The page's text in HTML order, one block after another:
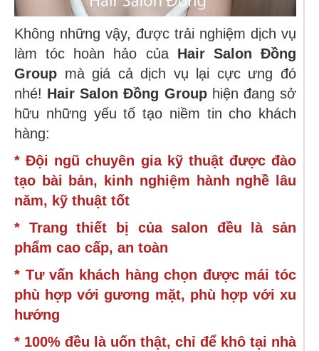
Không những vậy, được trải nghiệm dịch vụ
làm tóc hoàn hảo của Hair Salon Đồng
Group mà giá cả dịch vụ lại cực ưng đó
nhé! Hair Salon Đồng Group hiện đang sở
hữu những yếu tố tạo niềm tin cho khách
hàng:
* Đội ngũ chuyên gia kỹ thuật được đào
tạo bài bản, kinh nghiệm hành nghề lâu
năm, kỹ thuật tốt
* Trang thiết bị của salon đều là sản
phẩm cao cấp, an toàn
* Tư vấn khách hàng chọn được mái tóc
phù hợp với gương mặt, phù hợp với xu
hướng
* 100% đều là uốn thật, chỉ để khô tại nhà